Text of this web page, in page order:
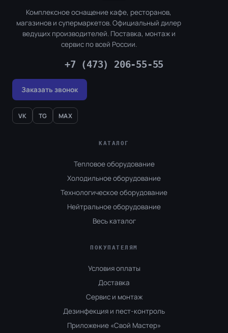
Комплексное оснащение кафе, ресторанов,
магазинов и супермаркетов. Официальный дилер
ведущих производителей. Поставка, монтаж и
сервис по всей России.
+7 (473) 206-55-55
Заказать звонок
VK TG MAX
КАТАЛОГ
Тепловое оборудование
Холодильное оборудование
Технологическое оборудование
Нейтральное оборудование
Весь каталог
ПОКУПАТЕЛЯМ
Условия оплаты
Доставка
Сервис и монтаж
Дезинфекция и пест-контроль
Приложение «Свой Мастер»